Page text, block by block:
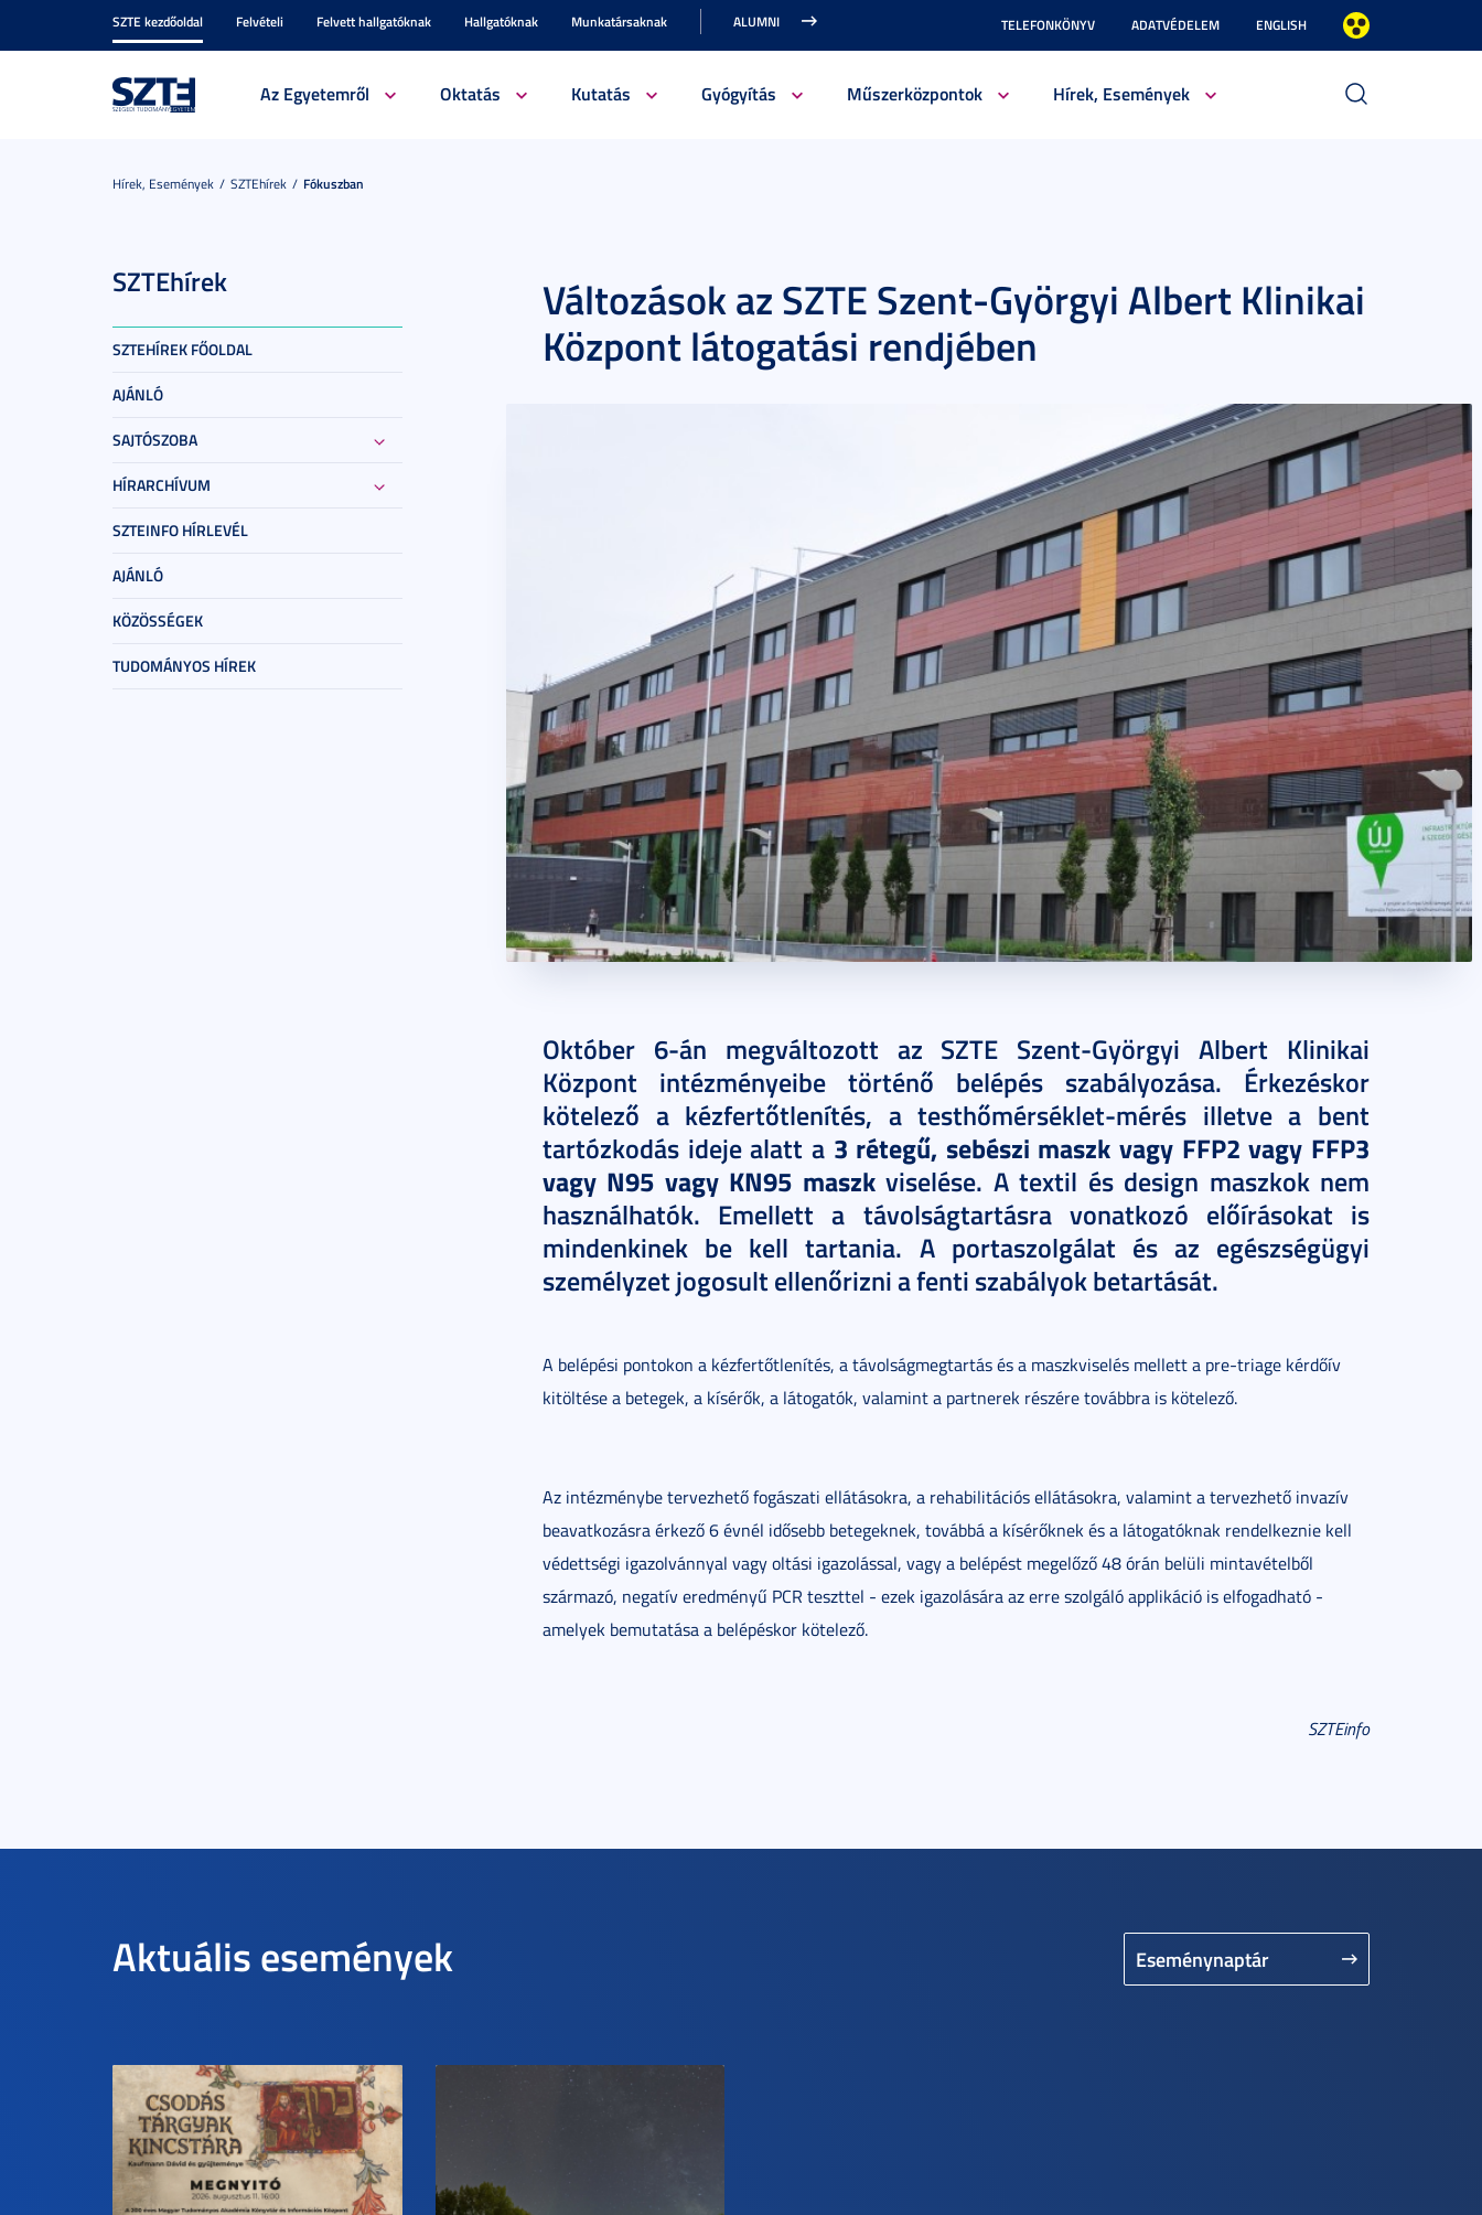
SZTE kezdőoldal Felvételi Felvett hallgatóknak Hallgatóknak Munkatársaknak ALUMNI TELEFONKÖNYV ADATVÉDELEM ENGLISH
Az Egyetemről Oktatás Kutatás Gyógyítás Műszerközpontok Hírek, Események
Hírek, Események SZTEhírek Fókuszban
SZTEhírek
SZTEHÍREK FŐOLDAL
AJÁNLÓ
SAJTÓSZOBA
HÍRARCHÍVUM
SZTEINFO HÍRLEVÉL
AJÁNLÓ
KÖZÖSSÉGEK
TUDOMÁNYOS HÍREK
Változások az SZTE Szent-Györgyi Albert Klinikai
Központ látogatási rendjében
Október 6-án megváltozott az SZTE Szent-Györgyi Albert Klinikai
Központ intézményeibe történő belépés szabályozása. Érkezéskor
kötelező a kézfertőtlenítés, a testhőmérséklet-mérés illetve a bent
tartózkodás ideje alatt a 3 rétegű, sebészi maszk vagy FFP2 vagy FFP3
vagy N95 vagy KN95 maszkviselése. A textil és design maszkok nem
használhatók. Emellett a távolságtartásra vonatkozó előírásokat is
mindenkinek be kell tartania. A portaszolgálat és az egészségügyi
személyzet jogosult ellenőrizni a fenti szabályok betartását.
A belépési pontokon a kézfertőtlenítés, a távolságmegtartás és a maszkviselés mellett a pre-triage kérdőív
kitöltése a betegek, a kísérők, a látogatók, valamint a partnerek részére továbbra is kötelező.
Az intézménybe tervezhető fogászati ellátásokra, a rehabilitációs ellátásokra, valamint a tervezhető invazív
beavatkozásra érkező 6 évnél idősebb betegeknek, továbbá a kísérőknek és a látogatóknak rendelkeznie kell
védettségi igazolvánnyal vagy oltási igazolással, vagy a belépést megelőző 48 órán belüli mintavételből
származó, negatív eredményű PCR teszttel - ezek igazolására az erre szolgáló applikáció is elfogadható -
amelyek bemutatása a belépéskor kötelező.
SZTEinfo
Aktuális események Eseménynaptár